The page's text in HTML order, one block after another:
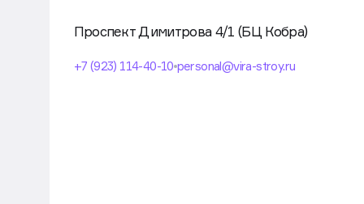
Проспект Димитрова 4/1 (БЦ Кобра)
+7 (923) 114-40-10 personal@vira-stroy.ru